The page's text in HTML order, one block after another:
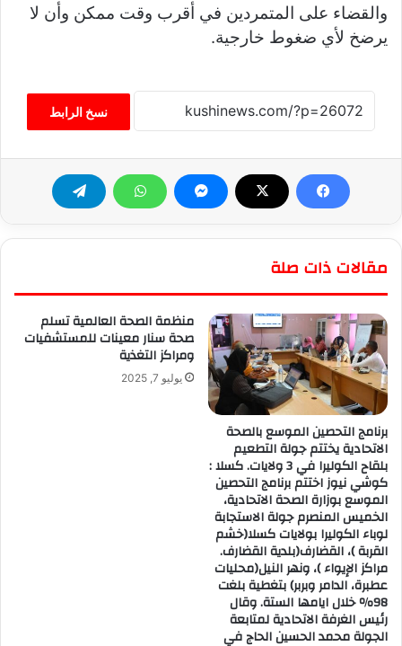
والقضاء على المتمردين في أقرب وقت ممكن وأن لا
يرضخ لأي ضغوط خارجية.
نسخ الرابط
مقالات ذات صلة
برنامج التحصين الموسع بالصحة
الاتحادية يختتم جولة التطعيم
بلقاح الكوليرا في 3 ولايات. كسلا :
كوشي نيوز اختتم برنامج التحصين
الموسع بوزارة الصحة الاتحادية،
الخميس المنصرم جولة الاستجابة
لوباء الكوليرا بولايات كسلا(خشم
القربة )، القضارف(بلدية القضارف.
مراكز الإيواء )، ونهر النيل(محليات
عطبرة، الدامر وبربر) بتغطية بلغت
98٪ خلال ايامها الستة. وقال
رئيس الغرفة الاتحادية لمتابعة
الجولة محمد الحسين الحاج في
منظمة الصحة العالمية تسلم
صحة سنار معينات للمستشفيات
ومراكز التغذية
يوليو 7, 2025